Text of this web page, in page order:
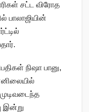
சட்ட விரோத
பாலாஜியின்
நிஷா பானு,
இன்று